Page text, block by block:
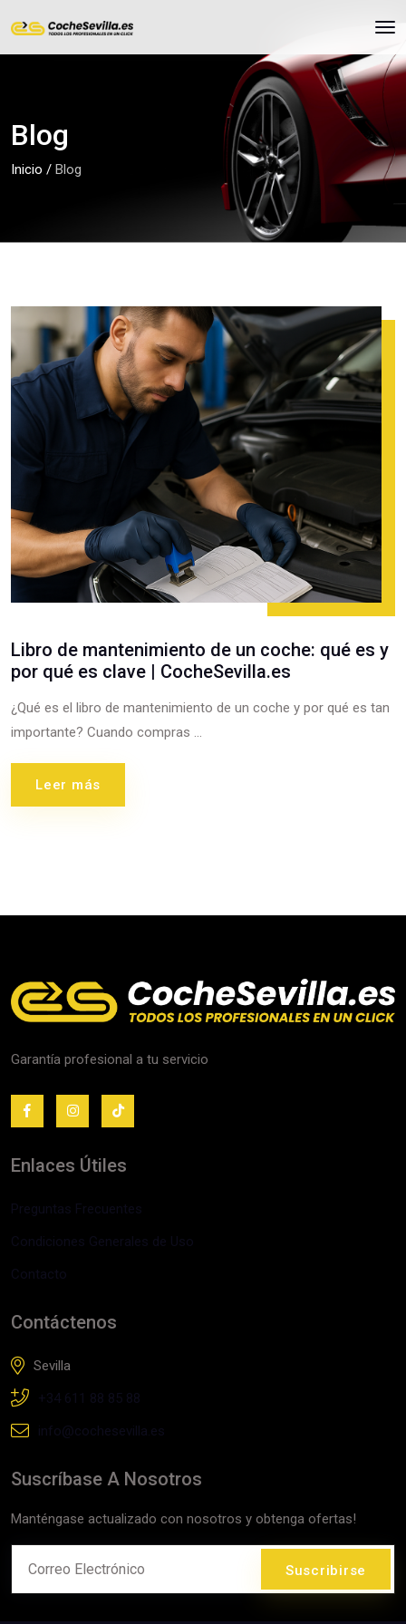
Blog
Inicio / Blog
Libro de mantenimiento de un coche: qué es y
por qué es clave | CocheSevilla.es
¿Qué es el libro de mantenimiento de un coche y por qué es tan
importante? Cuando compras ...
Leer más
Garantía profesional a tu servicio
Enlaces Útiles
Preguntas Frecuentes
Condiciones Generales de Uso
Contacto
Contáctenos
Sevilla
+34 611 88 85 88
info@cochesevilla.es
Suscríbase A Nosotros
Manténgase actualizado con nosotros y obtenga ofertas!
Suscribirse